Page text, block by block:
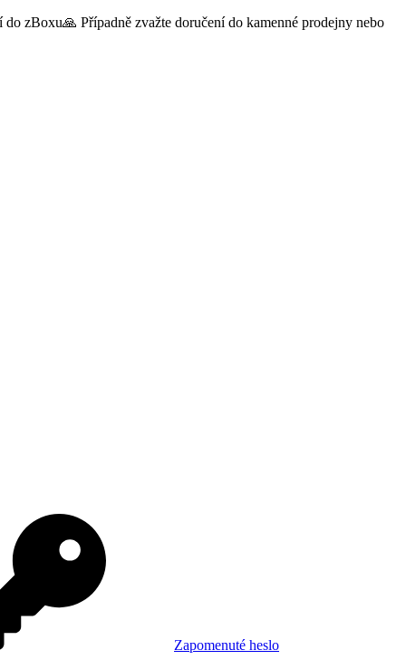
zBoxu🙏 Případně zvažte doručení do kamenné prodejny nebo
Zapomenuté heslo